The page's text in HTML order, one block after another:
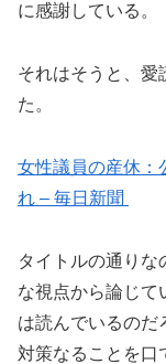
に感謝している。
それはそうと、愛
た。
女性議員の産休
れ – 毎日新聞
タイトルの通りな
な視点から論じて
は読んでいるのだ
対策なることを口